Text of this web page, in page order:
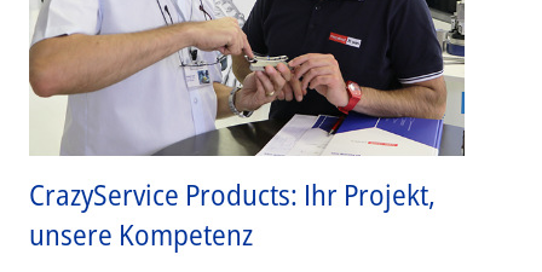
CrazyService Products: Ihr Projekt,
unsere Kompetenz